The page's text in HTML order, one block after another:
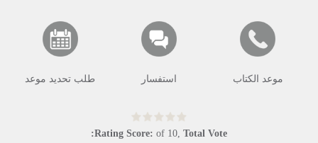
موعد الكتاب استفسار طلب تحديد موعد
Rating Score: of 10, Total Vote: